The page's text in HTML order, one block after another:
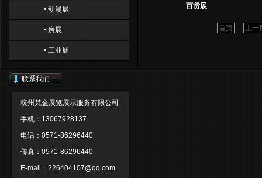
• 动漫展
• 房展
• 工业展
联系我们
杭州梵金展览展示服务有限公司
手机：13067928137
电话：0571-86296440
传真：0571-86296440
E-mail：226404107@qq.com
百货展
首页 上一